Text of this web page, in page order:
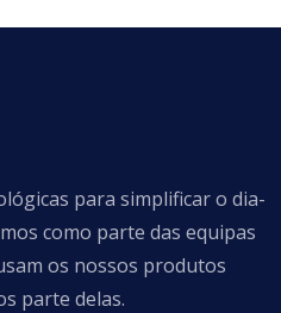
para simplificar o dia-
como parte das equipas
os nossos produtos
parte delas.